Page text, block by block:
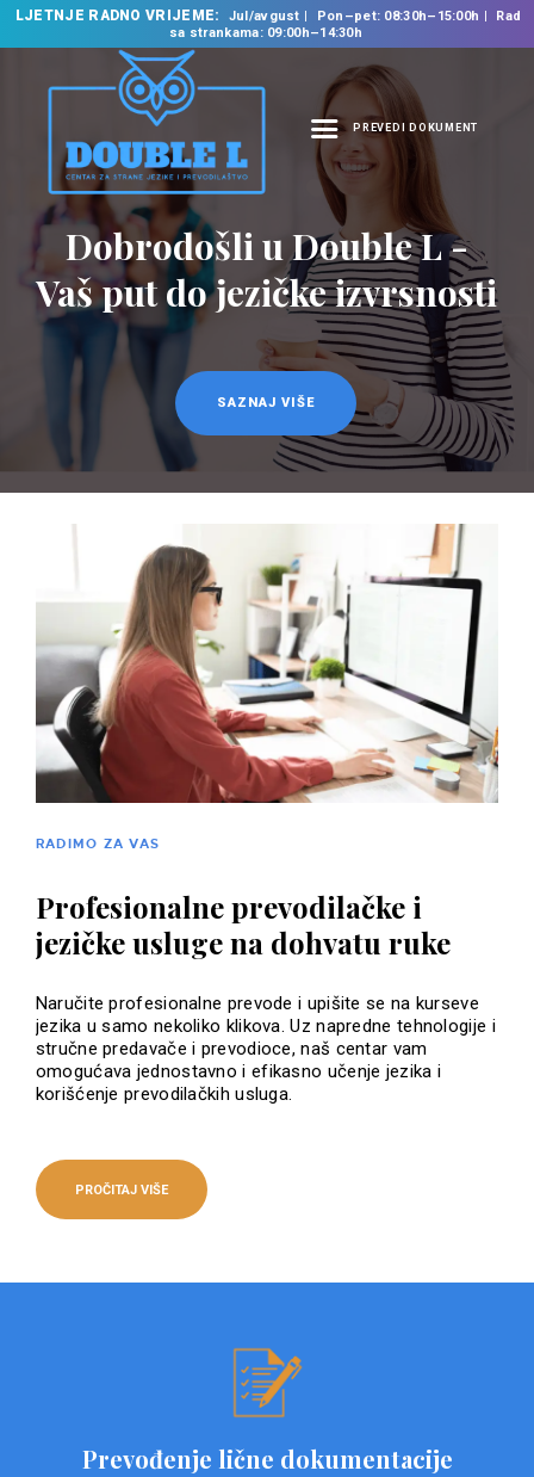
LJETNJE RADNO VRIJEME: Jul/avgust Pon–pet: 08:30h–15:00h
Rad
sa strankama: 09:00h–14:30h
PREVEDI DOKUMENT
NASLOVNA
O NAMA
NAŠE USLUGE
ŠKOLA STRANIH
JEZIKA
PREVODILAČKI BIRO
KURSEVI
NOVOSTI
KONTAKT
Dobrodošli u Double L -
Vaš put do jezičke izvrsnosti
SAZNAJ VIŠE
RADIMO ZA VAS
Profesionalne prevodilačke i
jezičke usluge na dohvatu ruke
Naručite profesionalne prevode i upišite se na kurseve
jezika u samo nekoliko klikova. Uz napredne tehnologije i
stručne predavače i prevodioce, naš centar vam
omogućava jednostavno i efikasno učenje jezika i
korišćenje prevodilačkih usluga.
PROČITAJ VIŠE
Prevođenje lične dokumentacije